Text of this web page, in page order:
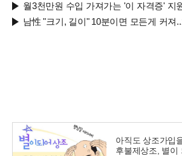
월3천만원 수입 가져가는 '이 자격증' 지
남性 "크기, 길이" 10분이면 모든게 커져
아직도 상조가입
후불제상조, 별이